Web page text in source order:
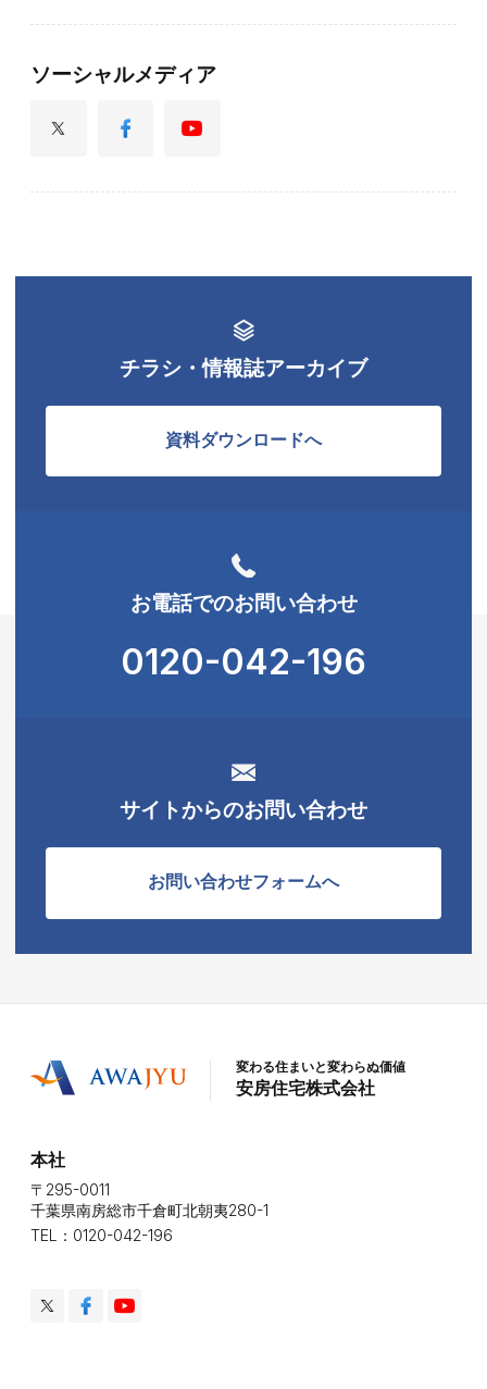
ソーシャルメディア
チラシ・情報誌アーカイブ
資料ダウンロードへ
お電話でのお問い合わせ
0120-042-196
サイトからのお問い合わせ
お問い合わせフォームへ
変わる住まいと変わらぬ価値
安房住宅株式会社
本社
〒295-0011
千葉県南房総市千倉町北朝夷280-1
TEL：0120-042-196